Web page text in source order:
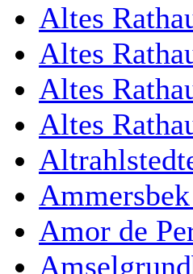
Altes
Altes
Altes
Altes
Amor de